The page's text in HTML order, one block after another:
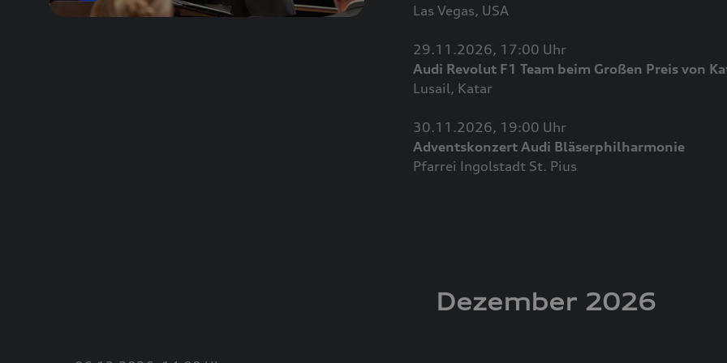
Las Vegas, USA
29.11.2026, 17:00 Uhr
Audi Revolut F1 Team beim Großen Preis von
Lusail, Katar
30.11.2026, 19:00 Uhr
Adventskonzert Audi Bläserphilharmonie
Pfarrei Ingolstadt St. Pius
Dezember 2026